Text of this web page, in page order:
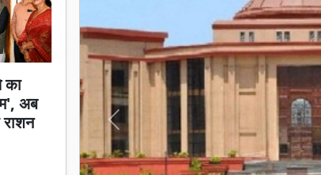
का
अब
राशन
Previous